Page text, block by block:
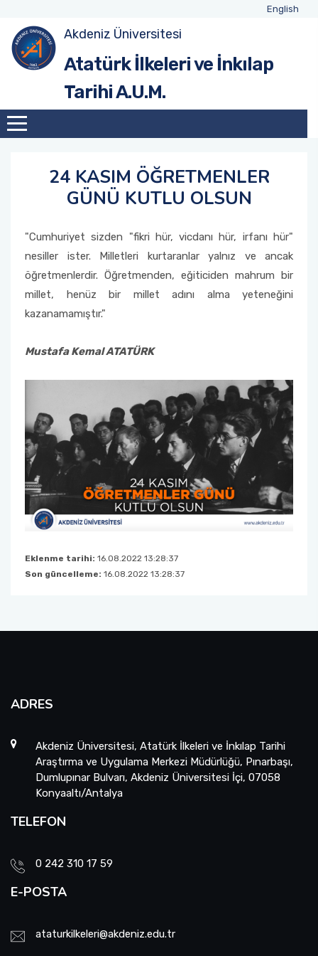
English
Akdeniz Üniversitesi
Atatürk İlkeleri ve İnkılap
Tarihi A.U.M.
24 KASIM ÖĞRETMENLER
GÜNÜ KUTLU OLSUN
"Cumhuriyet sizden "fikri hür, vicdanı hür, irfanı hür"
nesiller ister. Milletleri kurtaranlar yalnız ve ancak
öğretmenlerdir. Öğretmenden, eğiticiden mahrum bir
millet, henüz bir millet adını alma yeteneğini
kazanamamıştır."
Mustafa Kemal ATATÜRK
Eklenme tarihi: 16.08.2022 13:28:37
Son güncelleme: 16.08.2022 13:28:37
ADRES
Akdeniz Üniversitesi, Atatürk İlkeleri ve İnkılap Tarihi
Araştırma ve Uygulama Merkezi Müdürlüğü, Pınarbaşı,
Dumlupınar Bulvarı, Akdeniz Üniversitesi İçi, 07058
Konyaaltı/Antalya
TELEFON
0 242 310 17 59
E-POSTA
ataturkilkeleri@akdeniz.edu.tr
Tarihçe
Merkez Yönetimi
Merkez Yönetim Kurulu
Akademik Kadro
Emekli Öğretim Kadrosu